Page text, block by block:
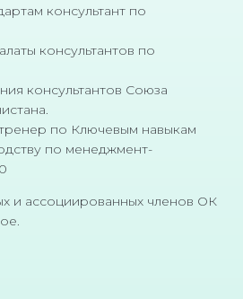
консультант по
консультантов по
консультантов Союза
по Ключевым навыкам
по менеджмент-
и ассоциированных членов ОК